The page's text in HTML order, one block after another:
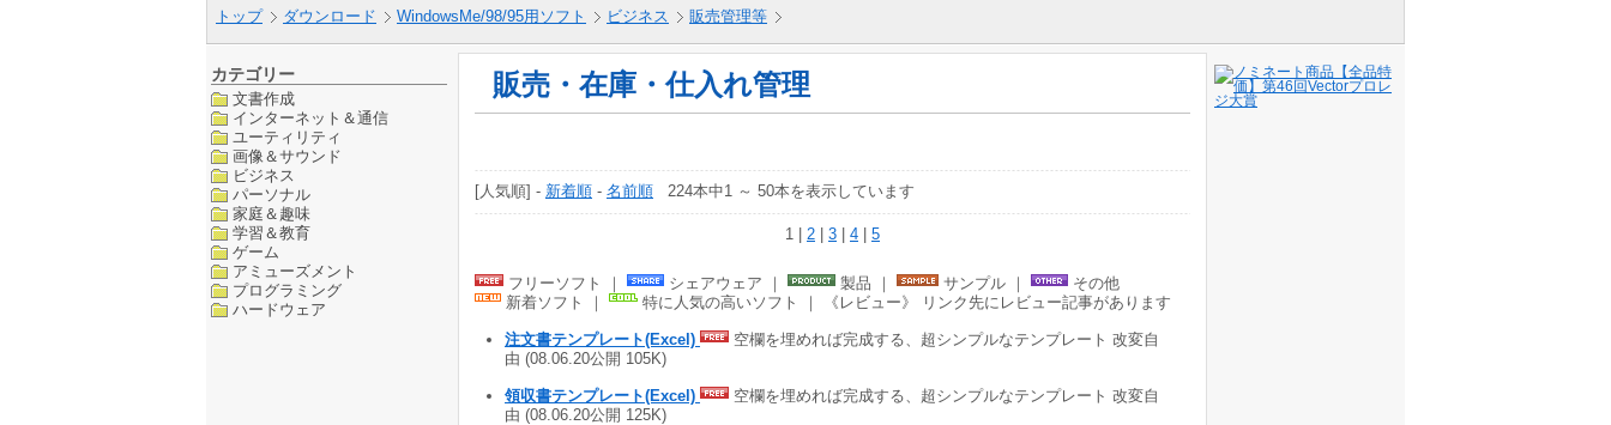
トップ ダウンロード WindowsMe/98/95用ソフト ビジネス 販売管理等
カテゴリー
文書作成
インターネット＆通信
ユーティリティ
画像＆サウンド
ビジネス
パーソナル
家庭＆趣味
学習＆教育
ゲーム
アミューズメント
プログラミング
ハードウェア
販売・在庫・仕入れ管理
[人気順] - 新着順 - 名前順 224本中1 ～ 50本を表示しています
1 | 2 | 3 | 4 | 5
フリーソフト ｜ シェアウェア ｜ 製品 ｜ サンプル ｜
その他
新着ソフト ｜
特に人気の高いソフト ｜ 《レビュー》 リンク先にレビュー記事があります
注文書テンプレート(Excel)
空欄を埋めれば完成する、超シンプルなテンプレート 改変自
由 (08.06.20公開 105K)
領収書テンプレート(Excel)
空欄を埋めれば完成する、超シンプルなテンプレート 改変自
由 (08.06.20公開 125K)